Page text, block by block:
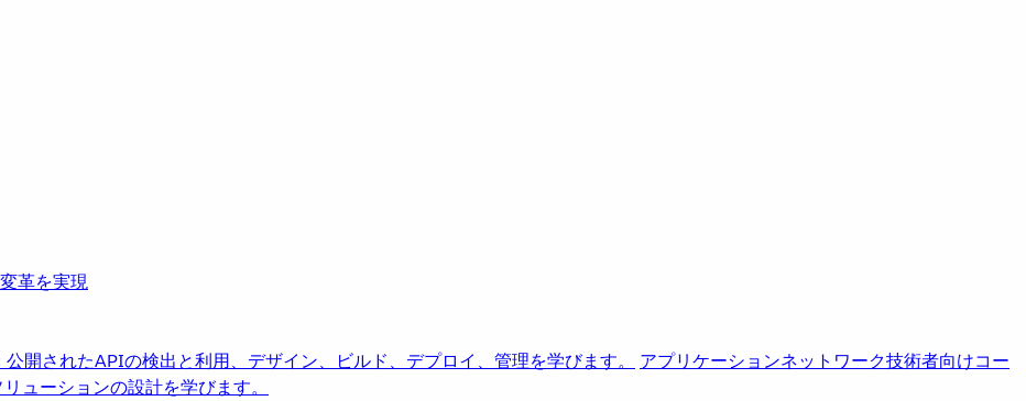
革を実現
開されたAPIの検出と利用、デザイン、ビルド、デプロイ、管理を学びます。 アプリケーションネットワーク技術者向けコー
ューションの設計を学びます。